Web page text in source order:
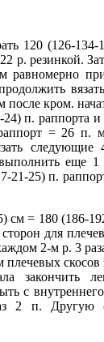
120 (126-134-
р. резинкой.
равномерно
кром.
п. раппорта и
= 26 п.
еще
21-25) п.
см = 180 (186-
для
2-м р. 3
скосов
закончить
с
п. Другую